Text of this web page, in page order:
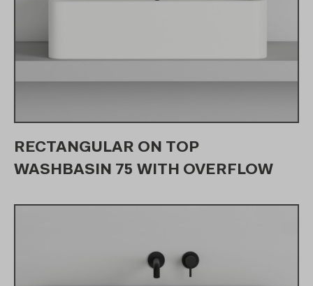
RECTANGULAR ON TOP
WASHBASIN 75 WITH OVERFLOW